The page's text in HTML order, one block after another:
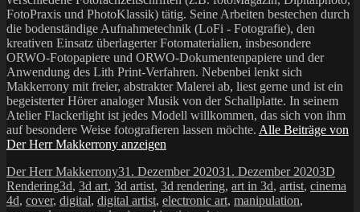
FotoPraxis und PhotoKlassik) tätig. Seine Arbeiten bestechen durch
die bodenständige Aufnahmetechnik (LoFi - Fotografie), den
kreativen Einsatz überlagerter Fotomaterialien, insbesondere
ORWO-Fotopapiere und ORWO-Dokumentenpapiere und der
Anwendung des Lith Print-Verfahren. Nebenbei lenkt sich
Makkerrony mit freier, abstrakter Malerei ab, liest gerne und ist ein
begeisterter Hörer analoger Musik von der Schallplatte. In seinem
Atelier Flackerlight ist jedes Modell willkommen, das sich von ihm
auf besondere Weise fotografieren lassen möchte. Alle Beiträge von
Der Herr Makkerrony anzeigen
Autor
Der Herr MakkerronyVeröffentlicht
am
31. Dezember 202031. Dezember 20203D
RenderingSchlagwörter
3d, 3d art, 3d artist, 3d rendering, art in 3d, artist, cinema
4d, cover, digital, digital artist, electronic art, manipulation,